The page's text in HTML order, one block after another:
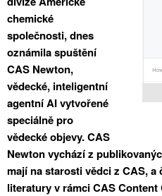
chemické
společnosti, dnes
oznámila spuštění
CAS Newton,
vědecké, inteligentní
agentní AI vytvořené
speciálně pro
vědecké objevy. CAS
Newton vychází z
mají na starosti vědci z CAS, a
literatury v rámci CAS